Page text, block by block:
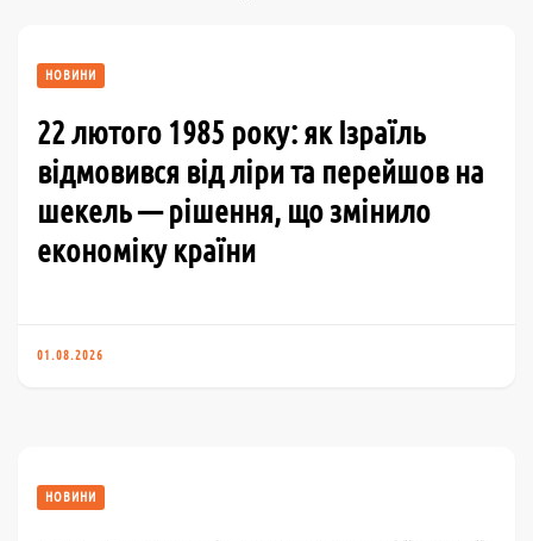
НОВИНИ
22 лютого 1985 року: як Ізраїль
відмовився від ліри та перейшов на
шекель — рішення, що змінило
економіку країни
01.08.2026
НОВИНИ